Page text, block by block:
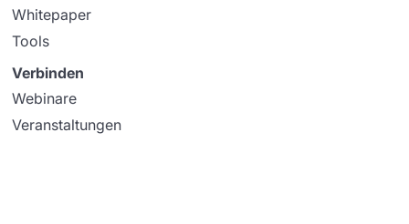
Whitepaper
Tools
Verbinden
Webinare
Veranstaltungen